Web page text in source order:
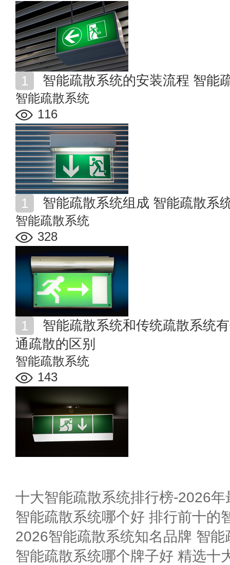
智能疏散系统的安装流程 智能
智能疏散系统
116
智能疏散系统组成 智能疏散系
智能疏散系统
328
通疏散的区别
智能疏散系统
143
十大智能疏散系统排行榜-2026年
智能疏散系统哪个好 排行前十的
2026智能疏散系统知名品牌 智
智能疏散系统哪个牌子好 精选十